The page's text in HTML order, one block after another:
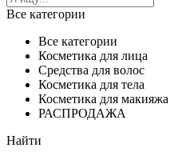
Все категории
Все категории
Косметика для лица
Средства для волос
Косметика для тела
Косметика для макияжа
РАСПРОДАЖА
Найти